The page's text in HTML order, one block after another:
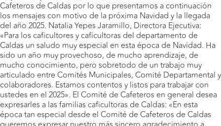
Cafeteros de Caldas por lo que presentamos a continuación
los mensajes con motivo de la próxima Navidad y la llegada
del año 2025. Natalia Yepes Jaramillo, Directora Ejecutiva:
«Para los caficultores y caficultoras del departamento de
Caldas un saludo muy especial en esta época de Navidad. Ha
sido un año muy provechoso, de mucho aprendizaje, de
mucho conocimiento, pero sobretodo de un trabajo muy
articulado entre Comités Municipales, Comité Departamental y
colaboradores. Estamos contentos y listos para trabajar con
ustedes en el 2025». El Comité de Cafeteros en general desea
expresarles a las familias caficultoras de Caldas: «En esta
época tan especial desde el Comité de Cafeteros de Caldas